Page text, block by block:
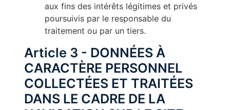
aux fins des intérêts légitimes et privés
poursuivis par le responsable du
traitement ou par un tiers.
Article 3 - DONNÉES À
CARACTÈRE PERSONNEL
COLLECTÉES ET TRAITÉES
DANS LE CADRE DE LA